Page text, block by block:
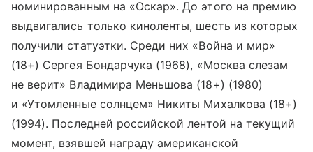
номинированным на «Оскар». До этого на премию
выдвигались только киноленты, шесть из которых
получили статуэтки. Среди них «Война и мир»
(18+) Сергея Бондарчука (1968), «Москва слезам
не верит» Владимира Меньшова (18+) (1980)
и «Утомленные солнцем» Никиты Михалкова (18+)
(1994). Последней российской лентой на текущий
момент, взявшей награду американской